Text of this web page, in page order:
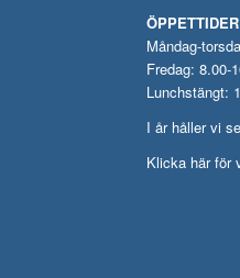
ÖPPETTIDER
Måndag-
Fredag: 8.00-
Lunchstängt:
I år håller vi
Klicka här för